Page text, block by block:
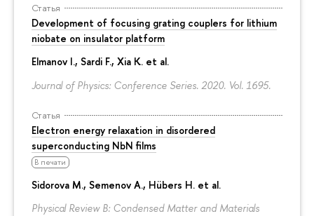
Статья
Development of focusing grating couplers for lithium
niobate on insulator platform
Elmanov I., Sardi F., Xia K. et al.
Journal of Physics: Conference Series. 2020. Vol. 1695.
Статья
Electron energy relaxation in disordered
superconducting NbN films
В печати
Sidorova M., Semenov A., Hübers H. et al.
Physical Review B: Condensed Matter and Materials